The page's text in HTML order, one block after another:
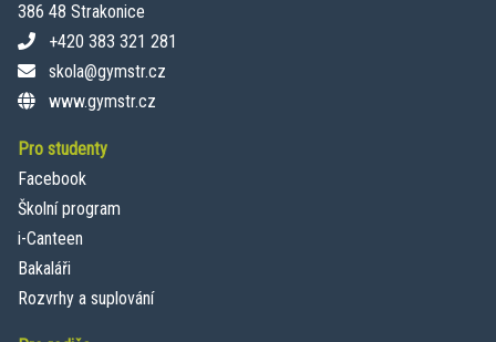
386 48 Strakonice
+420 383 321 281
skola@gymstr.cz
www.gymstr.cz
Pro studenty
Facebook
Školní program
i-Canteen
Bakaláři
Rozvrhy a suplování